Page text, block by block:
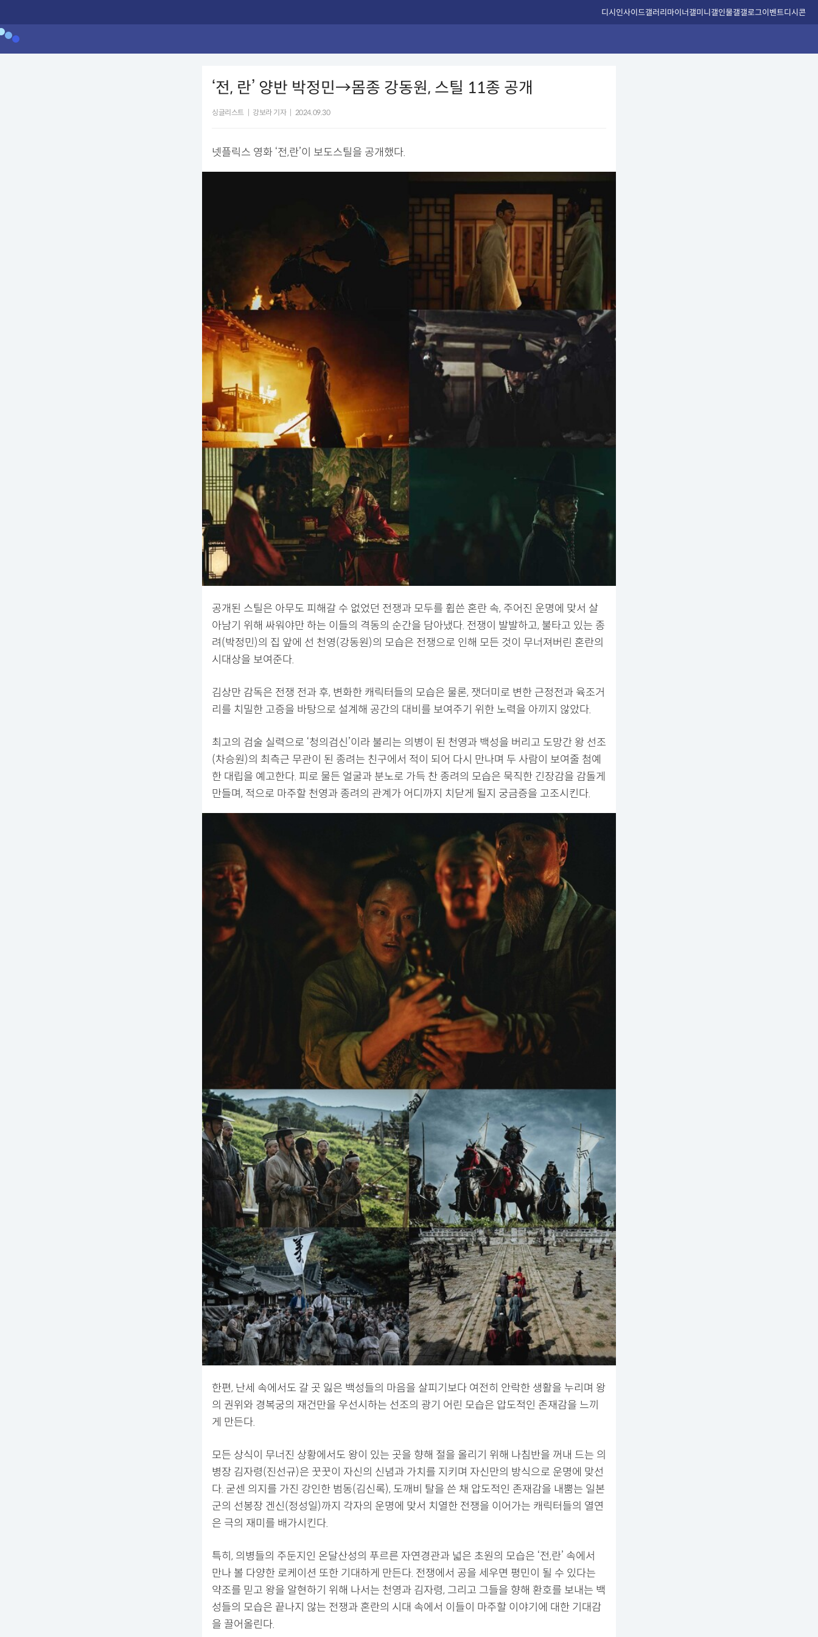
디시인사이드갤러리마이너갤미니갤인물갤갤로그이벤트디시콘
‘전, 란’ 양반 박정민→몸종 강동원, 스틸 11종 공개
싱글리스트 강보라 기자 2024.09.30
넷플릭스 영화 ‘전,란’이 보도스틸을 공개했다.
공개된 스틸은 아무도 피해갈 수 없었던 전쟁과 모두를 휩쓴 혼란 속, 주어진 운명에 맞서 살
아남기 위해 싸워야만 하는 이들의 격동의 순간을 담아냈다. 전쟁이 발발하고, 불타고 있는 종
려(박정민)의 집 앞에 선 천영(강동원)의 모습은 전쟁으로 인해 모든 것이 무너져버린 혼란의
시대상을 보여준다.
김상만 감독은 전쟁 전과 후, 변화한 캐릭터들의 모습은 물론, 잿더미로 변한 근정전과 육조거
리를 치밀한 고증을 바탕으로 설계해 공간의 대비를 보여주기 위한 노력을 아끼지 않았다.
최고의 검술 실력으로 ‘청의검신’이라 불리는 의병이 된 천영과 백성을 버리고 도망간 왕 선조
(차승원)의 최측근 무관이 된 종려는 친구에서 적이 되어 다시 만나며 두 사람이 보여줄 첨예
한 대립을 예고한다. 피로 물든 얼굴과 분노로 가득 찬 종려의 모습은 묵직한 긴장감을 감돌게
만들며, 적으로 마주할 천영과 종려의 관계가 어디까지 치닫게 될지 궁금증을 고조시킨다.
한편, 난세 속에서도 갈 곳 잃은 백성들의 마음을 살피기보다 여전히 안락한 생활을 누리며 왕
의 권위와 경복궁의 재건만을 우선시하는 선조의 광기 어린 모습은 압도적인 존재감을 느끼
게 만든다.
모든 상식이 무너진 상황에서도 왕이 있는 곳을 향해 절을 올리기 위해 나침반을 꺼내 드는 의
병장 김자령(진선규)은 꿋꿋이 자신의 신념과 가치를 지키며 자신만의 방식으로 운명에 맞선
다. 굳센 의지를 가진 강인한 범동(김신록), 도깨비 탈을 쓴 채 압도적인 존재감을 내뿜는 일본
군의 선봉장 겐신(정성일)까지 각자의 운명에 맞서 치열한 전쟁을 이어가는 캐릭터들의 열연
은 극의 재미를 배가시킨다.
특히, 의병들의 주둔지인 온달산성의 푸르른 자연경관과 넓은 초원의 모습은 ‘전,란’ 속에서
만나 볼 다양한 로케이션 또한 기대하게 만든다. 전쟁에서 공을 세우면 평민이 될 수 있다는
약조를 믿고 왕을 알현하기 위해 나서는 천영과 김자령, 그리고 그들을 향해 환호를 보내는 백
성들의 모습은 끝나지 않는 전쟁과 혼란의 시대 속에서 이들이 마주할 이야기에 대한 기대감
을 끌어올린다.